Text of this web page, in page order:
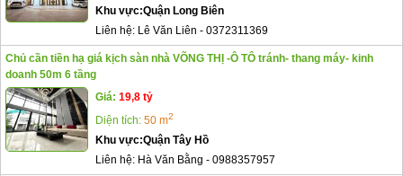
Khu vực:Quận Long Biên
Liên hệ: Lê Văn Liên - 0372311369
Chủ cần tiền hạ giá kịch sàn nhà VÕNG THỊ -Ô TÔ tránh- thang máy- kinh
doanh 50m 6 tầng
Giá: 19,8 tỷ
Diện tích: 50 m2
Khu vực:Quận Tây Hồ
Liên hệ: Hà Văn Bằng - 0988357957